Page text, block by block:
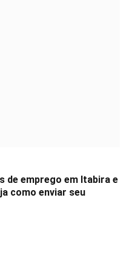
de emprego em Itabira e
como enviar seu